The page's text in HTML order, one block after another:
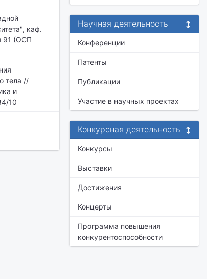
каф.
91 (ОСП
тела //
и
10
Научная деятельность
Конференции
Патенты
Публикации
Участие в научных проектах
Конкурсная деятельность
Конкурсы
Выставки
Достижения
Концерты
Программа повышения
конкурентоспособности